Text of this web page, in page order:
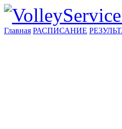
Главная РАСПИСАНИЕ